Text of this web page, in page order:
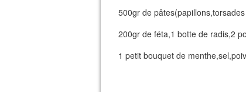
500gr de
200gr de féta,1 botte de radis,2
1 petit bouquet de